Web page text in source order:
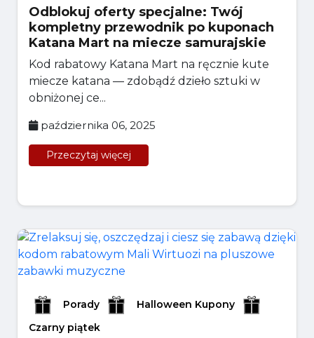
Odblokuj oferty specjalne: Twój
kompletny przewodnik po kuponach
Katana Mart na miecze samurajskie
Kod rabatowy Katana Mart na ręcznie kute
miecze katana — zdobądź dzieło sztuki w
obniżonej ce...
października 06, 2025
Przeczytaj więcej
Porady
Halloween Kupony
Czarny piątek